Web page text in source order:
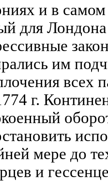
и в
для
им
всех
г.
мере до
и